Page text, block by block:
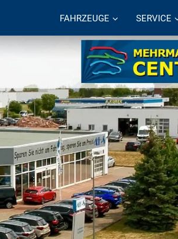
FAHRZEUGE SERVICE